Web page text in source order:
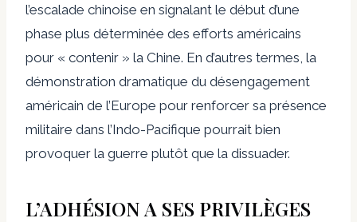
l’escalade chinoise en signalant le début d’une
phase plus déterminée des efforts américains
pour « contenir » la Chine. En d’autres termes, la
démonstration dramatique du désengagement
américain de l’Europe pour renforcer sa présence
militaire dans l’Indo-Pacifique pourrait bien
provoquer la guerre plutôt que la dissuader.
L’ADHÉSION A SES PRIVILÈGES